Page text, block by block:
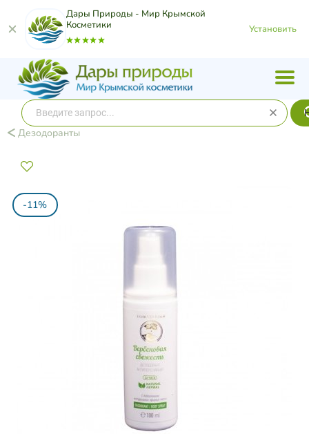
Дары Природы - Мир Крымской
Косметики
Установить
Дезодоранты
-11%